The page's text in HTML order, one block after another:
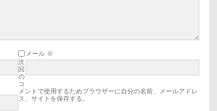
メール ※
次
回
の
コ
メントで使用するためブラウザーに自分の名前、メールアドレ
ス、サイトを保存する。